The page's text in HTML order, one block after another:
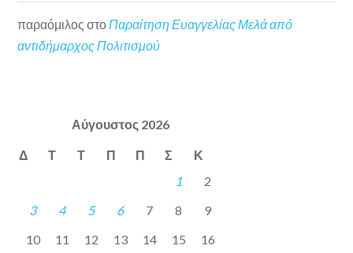
παραόμιλος στο Παραίτηση Ευαγγελίας Μελά από
αντιδήμαρχος Πολιτισμού
Αύγουστος 2026
Δ Τ Τ Π Π Σ Κ
1
2
3
4 5 6 7 8
9
10
11 12 13 14 15
16